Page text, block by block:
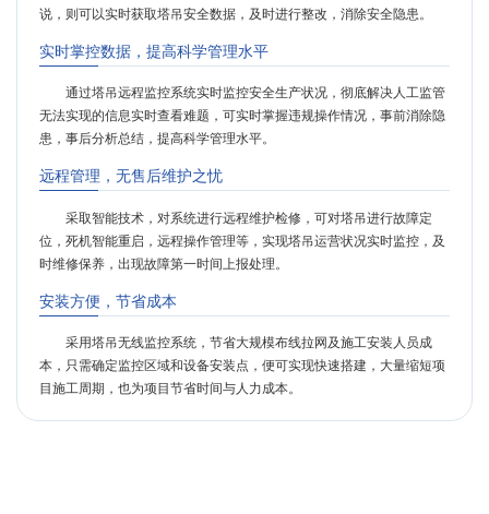
说，则可以实时获取塔吊安全数据，及时进行整改，消除安全隐患。
实时掌控数据，提高科学管理水平
通过塔吊远程监控系统实时监控安全生产状况，彻底解决人工监管
无法实现的信息实时查看难题，可实时掌握违规操作情况，事前消除隐
患，事后分析总结，提高科学管理水平。
远程管理，无售后维护之忧
采取智能技术，对系统进行远程维护检修，可对塔吊进行故障定
位，死机智能重启，远程操作管理等，实现塔吊运营状况实时监控，及
时维修保养，出现故障第一时间上报处理。
安装方便，节省成本
采用塔吊无线监控系统，节省大规模布线拉网及施工安装人员成
本，只需确定监控区域和设备安装点，便可实现快速搭建，大量缩短项
目施工周期，也为项目节省时间与人力成本。